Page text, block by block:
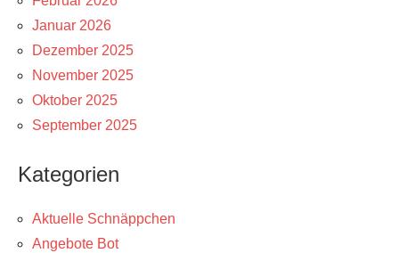
Januar 2026
Dezember 2025
November 2025
Oktober 2025
September 2025
Kategorien
Aktuelle Schnäppchen
Angebote Bot